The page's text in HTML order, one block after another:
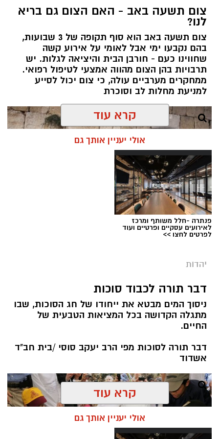
צום תשעה באב - האם הצום גם בריא
לנו?
צום תשעה באב הוא סוף תקופה של 3 שבועות,
בהם נקבעו ימי אבל לאומי על אירוע קשה
שחווינו כעם - חורבן הבית והיציאה לגלות. יש
תרבויות בהן הצום מהווה אמצעי לטיפול רפואי.
ממחקרים מערביים עולה, כי צום יכול לסייע
למניעת מחלות לב וסוכרת
מערכת ירושלים נט / 08:00 11.08.19
תגים: תשעה באב
קיימת מחלוקת בין חוקרים האם הצום היא דרך
טיפול אפקטיבית. יחד עם זאת, הדעה הרווחת כיום
מנקה את עצמו מרעלים על בסיס יומי קבוע בעזרת
הכליות, הכבד, הריאות, המעי הגס, בלוטות
הליפמה והעור. מאידך גיסא, ישנם מומחים ברפואה
משלימה ואף מהרפואה הקונבנציונלית, אשר אינם
מסכימים עם דעה זו. לטענתם, התזונה המערבית
אינה מספקת את הרכיבים שיסייעו לנו להתנקות,
וגרוע מכך היא מספקת מגוון גדול של רעלנים,
קרא עוד
אולי יעניין אותך גם
פנתרה -חלל משותף ומרכז
לאירועים עסקיים ופרטיים ועוד
לפרטים לחצו >>
יהדות
דבר תורה לכבוד סוכות
ניסוך המים מבטא את ייחודו של חג הסוכות, שבו
מתגלה הקדושה בכל המציאות הטבעית של
החיים.
דבר תורה לסוכות מפי הרב יעקב סוסי /בית חב"ד
אשדוד
קרא עוד
אולי יעניין אותך גם